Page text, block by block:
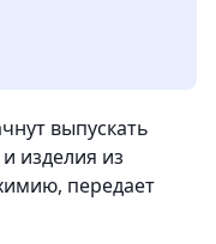
выпускать
изделия из
, передает